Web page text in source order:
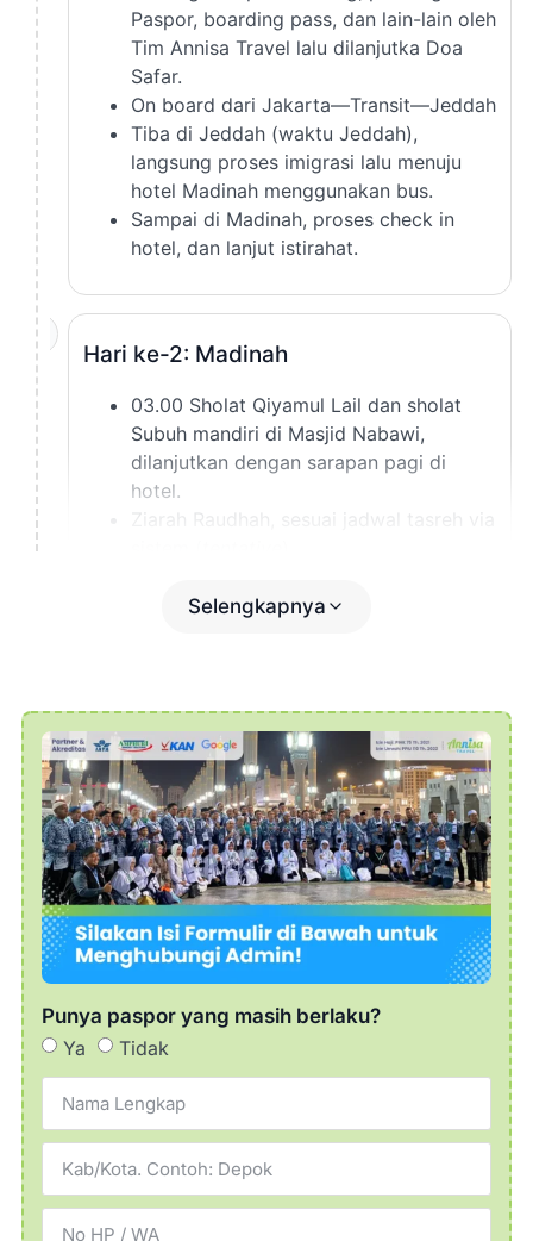
Paspor, boarding pass, dan lain-lain oleh
Tim Annisa Travel lalu dilanjutka Doa
Safar.
On board dari Jakarta—Transit—Jeddah
Tiba di Jeddah (waktu Jeddah),
langsung proses imigrasi lalu menuju
hotel Madinah menggunakan bus.
Sampai di Madinah, proses check in
hotel, dan lanjut istirahat.
2
Hari ke-2: Madinah
03.00 Sholat Qiyamul Lail dan sholat
Subuh mandiri di Masjid Nabawi,
dilanjutkan dengan sarapan pagi di
hotel.
Ziarah Raudhah, sesuai jadwal tasreh via
Nabawi dan dilanjutkan makan siang.
Nabawi, Souq Manaqqah, Tsaqifah Bani
Saidah, dan sekitarnya.
15.00 Sholat Ashar di Masjid Nabawi.
18.00 Sholat Maghrib di Masjid Nabawi.
19.00 Sholat Isya di Masjid Nabawi,
kemudian lanjut makan malam di hotel.
Perbanyak kegiatan ibadah di Masjid
Nabawi & istirahat.
Selengkapnya
Punya paspor yang masih berlaku?
Ya
Tidak